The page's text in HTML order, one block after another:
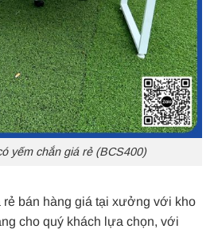
yếm chắn giá rẻ (BCS400)
rẻ bán hàng giá tại xưởng với kho
cho quý khách lựa chọn, với